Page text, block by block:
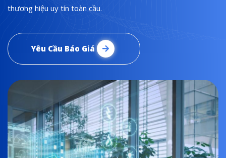
thương hiệu uy tín toàn cầu.
Yêu Cầu Báo Giá